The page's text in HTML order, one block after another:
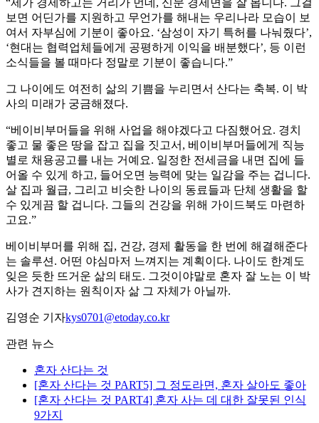
“제가 경제하고는 거리가 먼데, 신문 경제면을 잘 봅니다. 그걸
보면 어딘가를 지원하고 무언가를 해내는 우리나라 모습이 보
여서 자부심에 기분이 좋아요. ‘삼성이 자기 특허를 나눠줬다’,
‘현대는 협력업체들에게 공평하게 이익을 배분했다’, 등 이런
소식들을 볼 때마다 정말로 기분이 좋습니다.”
그 나이에도 여전히 삶의 기쁨을 누리면서 산다는 축복. 이 박
사의 미래가 궁금해졌다.
“베이비부머들을 위해 사업을 해야겠다고 다짐했어요. 경치
좋고 물 좋은 땅을 잡고 집을 짓고서, 베이비부머들에게 직능
별로 채용공고를 내는 거예요. 일정한 전세금을 내면 집에 들
어올 수 있게 하고, 들어오면 능력에 맞는 일감을 주는 겁니다.
살 집과 월급, 그리고 비슷한 나이의 동료들과 단체 생활을 할
수 있게끔 할 겁니다. 그들의 건강을 위해 가이드북도 마련하
고요.”
베이비부머를 위해 집, 건강, 경제 활동을 한 번에 해결해준다
는 솔루션. 어떤 야심마저 느껴지는 계획이다. 나이도 한계도
잊은 듯한 뜨거운 삶의 태도. 그것이야말로 혼자 잘 노는 이 박
사가 견지하는 원칙이자 삶 그 자체가 아닐까.
김영순 기자kys0701@etoday.co.kr
관련 뉴스
혼자 산다는 것
[혼자 산다는 것 PART5] 그 정도라면, 혼자 살아도 좋아
[혼자 산다는 것 PART4] 혼자 사는 데 대한 잘못된 인식
9가지